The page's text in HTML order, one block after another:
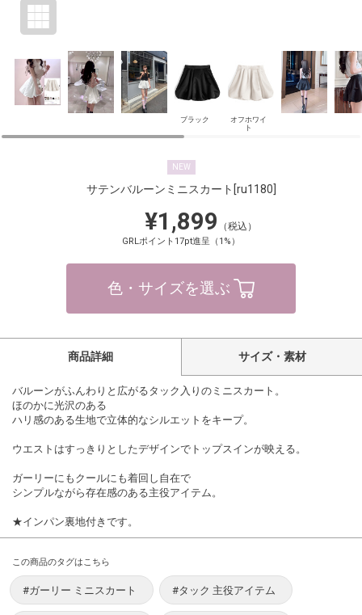
ブラック
オフホワイ
ト
NEW
サテンバルーンミニスカート [ru1180]
¥1,899 （税込）
GRLポイント17pt進呈（1%）
色・サイズを選ぶ
商品詳細 サイズ・素材
バルーンがふんわりと広がるタック入りのミニスカート。
ほのかに光沢のある
ハリ感のある生地で立体的なシルエットをキープ。
ウエストはすっきりとしたデザインでトップスインが映える。
ガーリーにもクールにも着回し自在で
シンプルながら存在感のある主役アイテム。
★インパン裏地付きです。
この商品のタグはこちら
#ガーリー ミニスカート #タック 主役アイテム